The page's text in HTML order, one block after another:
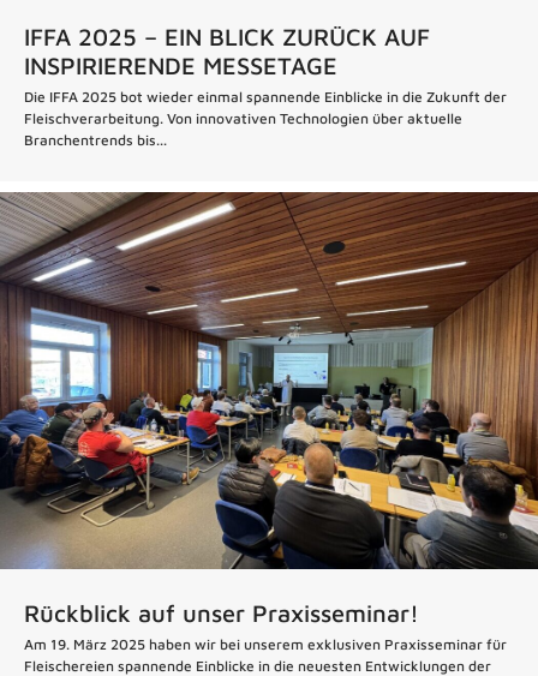
IFFA 2025 – EIN BLICK ZURÜCK AUF
INSPIRIERENDE MESSETAGE
Die IFFA 2025 bot wieder einmal spannende Einblicke in die Zukunft der
Fleischverarbeitung. Von innovativen Technologien über aktuelle
Branchentrends bis...
Rückblick auf unser Praxisseminar!
Am 19. März 2025 haben wir bei unserem exklusiven Praxisseminar für
Fleischereien spannende Einblicke in die neuesten Entwicklungen der